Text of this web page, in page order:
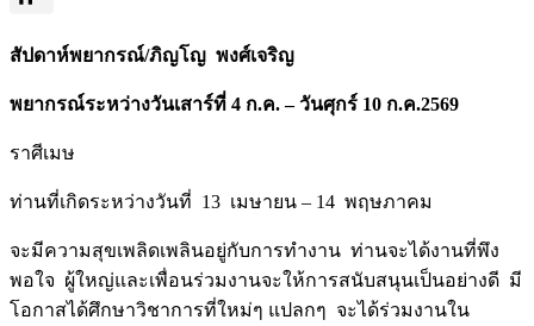
สัปดาห์พยากรณ์/ภิญโญ พงศ์เจริญ
พยากรณ์ระหว่างวันเสาร์ที่ 4 ก.ค. – วันศุกร์ 10 ก.ค.2569
ราศีเมษ
ท่านที่เกิดระหว่างวันที่ 13 เมษายน – 14 พฤษภาคม
จะมีความสุขเพลิดเพลินอยู่กับการทำงาน ท่านจะได้งานที่พึง
พอใจ ผู้ใหญ่และเพื่อนร่วมงานจะให้การสนับสนุนเป็นอย่างดี มี
โอกาสได้ศึกษาวิชาการที่ใหม่ๆ แปลกๆ จะได้ร่วมงานใน